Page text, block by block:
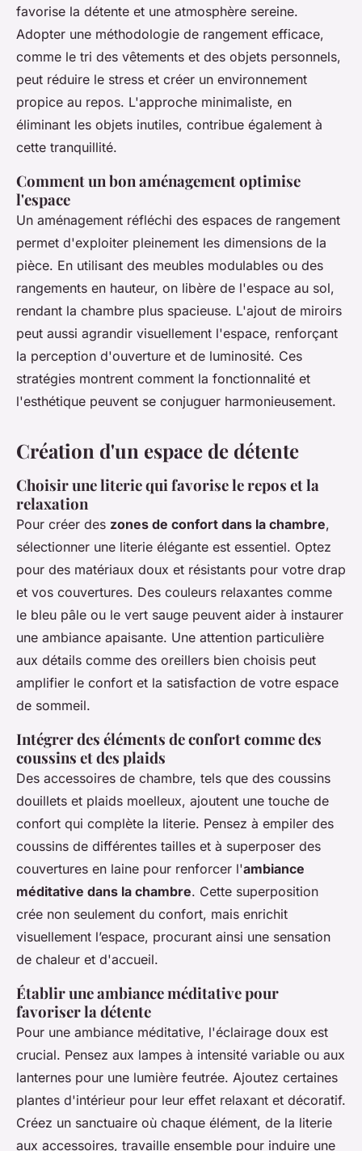
favorise la détente et une atmosphère sereine.
Adopter une méthodologie de rangement efficace,
comme le tri des vêtements et des objets personnels,
peut réduire le stress et créer un environnement
propice au repos. L'approche minimaliste, en
éliminant les objets inutiles, contribue également à
cette tranquillité.
Comment un bon aménagement optimise
l'espace
Un aménagement réfléchi des espaces de rangement
permet d'exploiter pleinement les dimensions de la
pièce. En utilisant des meubles modulables ou des
rangements en hauteur, on libère de l'espace au sol,
rendant la chambre plus spacieuse. L'ajout de miroirs
peut aussi agrandir visuellement l'espace, renforçant
la perception d'ouverture et de luminosité. Ces
stratégies montrent comment la fonctionnalité et
l'esthétique peuvent se conjuguer harmonieusement.
Création d'un espace de détente
Choisir une literie qui favorise le repos et la
relaxation
Pour créer des zones de confort dans la chambre,
sélectionner une literie élégante est essentiel. Optez
pour des matériaux doux et résistants pour votre drap
et vos couvertures. Des couleurs relaxantes comme
le bleu pâle ou le vert sauge peuvent aider à instaurer
une ambiance apaisante. Une attention particulière
aux détails comme des oreillers bien choisis peut
amplifier le confort et la satisfaction de votre espace
de sommeil.
Intégrer des éléments de confort comme des
coussins et des plaids
Des accessoires de chambre, tels que des coussins
douillets et plaids moelleux, ajoutent une touche de
confort qui complète la literie. Pensez à empiler des
coussins de différentes tailles et à superposer des
couvertures en laine pour renforcer l'ambiance
méditative dans la chambre. Cette superposition
crée non seulement du confort, mais enrichit
visuellement l’espace, procurant ainsi une sensation
de chaleur et d'accueil.
Établir une ambiance méditative pour
favoriser la détente
Pour une ambiance méditative, l'éclairage doux est
crucial. Pensez aux lampes à intensité variable ou aux
lanternes pour une lumière feutrée. Ajoutez certaines
plantes d'intérieur pour leur effet relaxant et décoratif.
Créez un sanctuaire où chaque élément, de la literie
aux accessoires, travaille ensemble pour induire une